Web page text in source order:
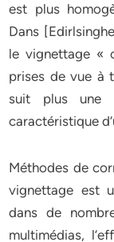
est plus
Dans
le vignettage «
prises de vue à
suit plus une
caractéristique
Méthodes de
vignettage est
dans de
multimédias,